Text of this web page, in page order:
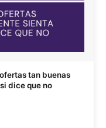
tan buenas
dice que no